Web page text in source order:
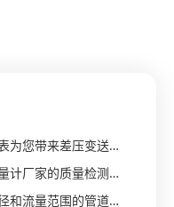
变送器的校准过程、注意事项和常见技巧
质量检测流程和标准是怎样的？
系统，如何选择合适规格和型号的流量积算仪？